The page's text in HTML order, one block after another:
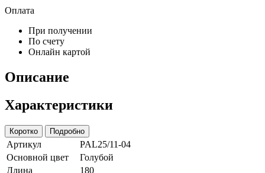
Оплата
При получении
По счету
Онлайн картой
Описание
Характеристики
Коротко Подробно
Артикул
PAL25/11-04
Основной цвет
Голубой
Длина
180